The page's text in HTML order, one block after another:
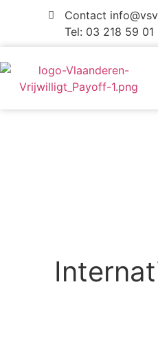
Contact
Tel: 03 218 59 01